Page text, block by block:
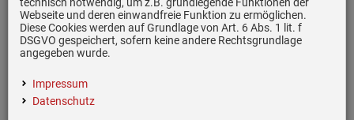
0 Bewertungen
Webseite und deren einwandfreie Funktion zu ermöglichen.
Diese Cookies werden auf Grundlage von Art. 6 Abs. 1 lit. f
DSGVO gespeichert, sofern keine andere Rechtsgrundlage
angegeben wurde.
Impressum
Datenschutz